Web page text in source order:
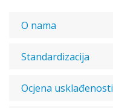
O nama
Standardizacija
Ocjena usklađenosti